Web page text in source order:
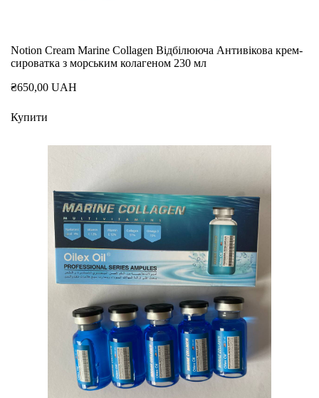
Notion Cream Marine Collagen Відбілююча Антивікова крем-
сироватка з морським колагеном 230 мл
₴650,00 UAH
Купити